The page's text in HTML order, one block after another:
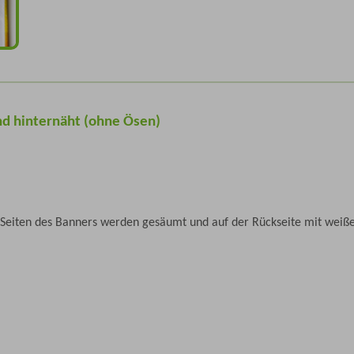
hinternäht (ohne Ösen)
des Banners werden gesäumt und auf der Rückseite mit